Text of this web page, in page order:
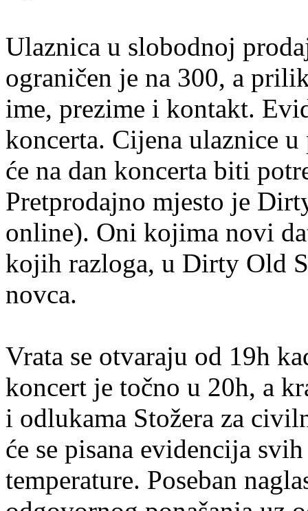
Ulaznica u slobodnoj
ograničen je na 300, a
ime, prezime i kontakt.
koncerta. Cijena ulaznice
će na dan koncerta biti
Pretprodajno mjesto je
online). Oni kojima novi
kojih razloga, u Dirty Old
novca.
Vrata se otvaraju od 19h
koncert je točno u 20h, a
i odlukama Stožera za
će se pisana evidencija
temperature. Poseban